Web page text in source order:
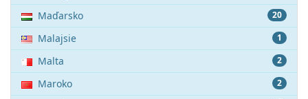
20
Maďarsko
1
Malajsie
2
Malta
2
Maroko